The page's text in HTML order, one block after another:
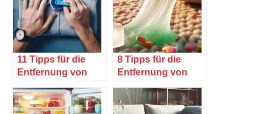
11 Tipps für die
Entfernung von
8 Tipps für die
Entfernung von